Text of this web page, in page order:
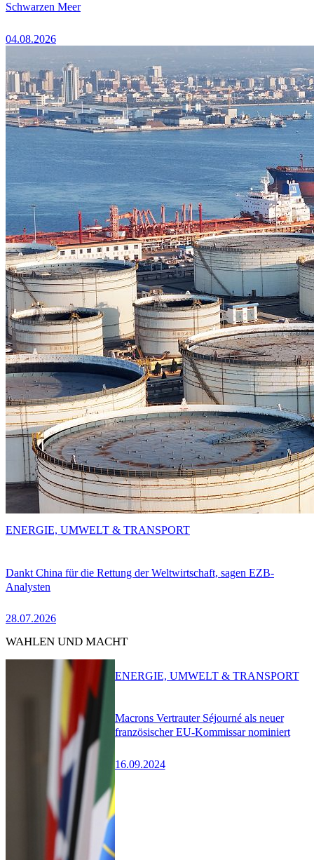
Schwarzen Meer
04.08.2026
Dankt China für die Rettung der Weltwirtschaft, sagen EZB-
Analysten
28.07.2026
ENERGIE, UMWELT & TRANSPORT
WAHLEN UND MACHT
Macrons Vertrauter Séjourné als neuer
französischer EU-Kommissar nominiert
16.09.2024
ENERGIE, UMWELT & TRANSPORT